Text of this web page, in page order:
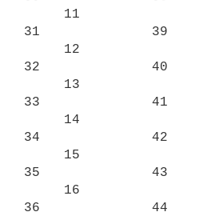
31              39
32              40
33              41
34              42
35              43
36              44